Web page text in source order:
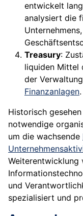
entwickelt
analysiert die
Treasury:
liquiden Mittel
der
Finanzanlagen.
Historisch
notwendige
um die wachsende
Weiterentwicklung
und
spezialisiert und